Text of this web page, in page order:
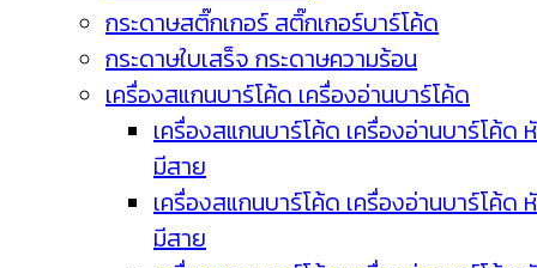
กระดาษสติ๊กเกอร์ สติ๊กเกอร์บาร์โค้ด
กระดาษใบเสร็จ กระดาษความร้อน
เครื่องสแกนบาร์โค้ด เครื่องอ่านบาร์โค้ด
เครื่องสแกนบาร์โค้ด เครื่องอ่านบาร์โค้ด
มีสาย
เครื่องสแกนบาร์โค้ด เครื่องอ่านบาร์โค้ด
มีสาย